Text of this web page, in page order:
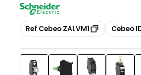
Kopiëren
Ref Cebeo ZALVM1 Kopiëren
Cebeo